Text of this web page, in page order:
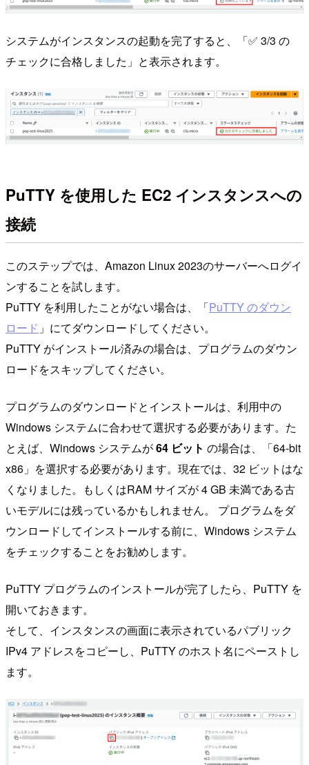
システムがインスタンスの起動を完了すると、「✅ 3/3 の
チェックに合格しました」と表示されます。
PuTTY を使用した EC2 インスタンスへの
接続
このステップでは、Amazon Linux 2023のサーバーへログイ
ンすることを試します。
PuTTY を利用したことがない場合は、「PuTTY のダウン
ロード 」にてダウンロードしてください。
PuTTY がインストール済みの場合は、プログラムのダウン
ロードをスキップしてください。
プログラムのダウンロードとインストールは、利用中の
Windows システムに合わせて選択する必要があります。た
とえば、Windows システムが64 ビット の場合は、「64-bit
x86」を選択する必要があります。現在では、32 ビットはな
くなりました。もしくはRAM サイズが 4 GB 未満である古
いモデルには残っているかもしれません。 プログラムをダ
ウンロードしてインストールする前に、Windows システム
をチェックすることをお勧めします。
PuTTY プログラムのインストールが完了したら、PuTTY を
開いておきます。
そして、インスタンスの画面に表示されているパブリック
IPv4 アドレスをコピーし、PuTTY のホスト名にペーストし
ます。